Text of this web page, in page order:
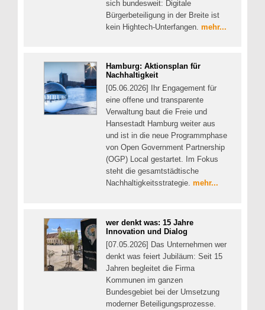
sich bundesweit: Digitale
Bürgerbeteiligung in der Breite ist
kein Hightech-Unterfangen. mehr...
Hamburg: Aktionsplan für
Nachhaltigkeit
[05.06.2026] Ihr Engagement für
eine offene und transparente
Verwaltung baut die Freie und
Hansestadt Hamburg weiter aus
und ist in die neue Programmphase
von Open Government Partnership
(OGP) Local gestartet. Im Fokus
steht die gesamtstädtische
Nachhaltigkeitsstrategie. mehr...
wer denkt was: 15 Jahre
Innovation und Dialog
[07.05.2026] Das Unternehmen wer
denkt was feiert Jubiläum: Seit 15
Jahren begleitet die Firma
Kommunen im ganzen
Bundesgebiet bei der Umsetzung
moderner Beteiligungsprozesse.